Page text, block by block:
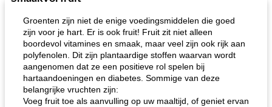
Groenten zijn niet de enige voedingsmiddelen die goed
zijn voor je hart. Er is ook fruit! Fruit zit niet alleen
boordevol vitamines en smaak, maar veel zijn ook rijk aan
polyfenolen. Dit zijn plantaardige stoffen waarvan wordt
aangenomen dat ze een positieve rol spelen bij
hartaandoeningen en diabetes. Sommige van deze
belangrijke vruchten zijn:
Voeg fruit toe als aanvulling op uw maaltijd, of geniet ervan